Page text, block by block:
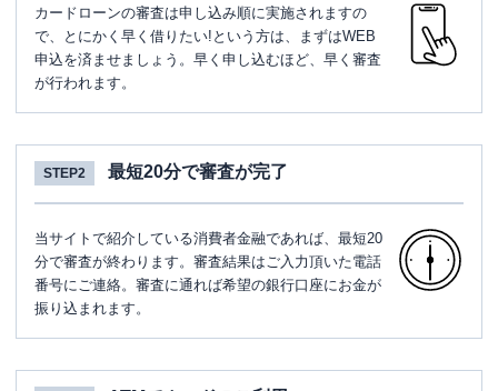
カードローンの審査は申し込み順に実施されますの
で、とにかく早く借りたい!という方は、まずはWEB
申込を済ませましょう。早く申し込むほど、早く審査
が行われます。
STEP2 最短20分で審査が完了
当サイトで紹介している消費者金融であれば、最短20
分で審査が終わります。審査結果はご入力頂いた電話
番号にご連絡。審査に通れば希望の銀行口座にお金が
振り込まれます。